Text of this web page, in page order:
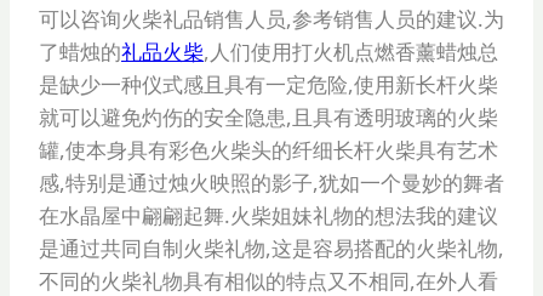
可以咨询火柴礼品销售人员,参考销售人员的建议.为
了蜡烛的礼品火柴,人们使用打火机点燃香薰蜡烛总
是缺少一种仪式感且具有一定危险,使用新长杆火柴
就可以避免灼伤的安全隐患,且具有透明玻璃的火柴
罐,使本身具有彩色火柴头的纤细长杆火柴具有艺术
感,特别是通过烛火映照的影子,犹如一个曼妙的舞者
在水晶屋中翩翩起舞.火柴姐妹礼物的想法我的建议
是通过共同自制火柴礼物,这是容易搭配的火柴礼物,
不同的火柴礼物具有相似的特点又不相同,在外人看